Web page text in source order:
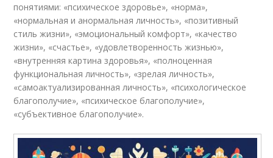
понятиями: «психическое здоровье», «норма»,
«нормальная и анормальная личность», «позитивный
стиль жизни», «эмоциональный комфорт», «качество
жизни», «счастье», «удовлетворенность жизнью»,
«внутренняя картина здоровья», «полноценная
функциональная личность», «зрелая личность»,
«самоактуализированная личность», «психологическое
благополучие», «психическое благополучие»,
«субъективное благополучие».